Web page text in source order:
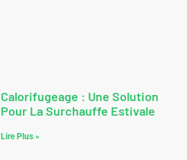
Calorifugeage : Une Solution
Pour La Surchauffe Estivale
Lire Plus »